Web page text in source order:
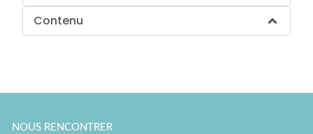
Contenu
NOUS RENCONTRER